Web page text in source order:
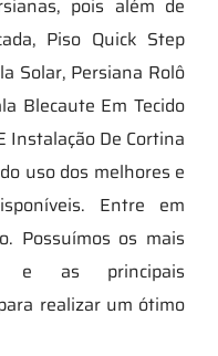
pois além de
Piso Quick Step
Solar, Persiana Rolô
Blecaute Em Tecido
Instalação De Cortina
uso dos melhores e
Entre em
Possuímos os mais
e as principais
realizar um ótimo